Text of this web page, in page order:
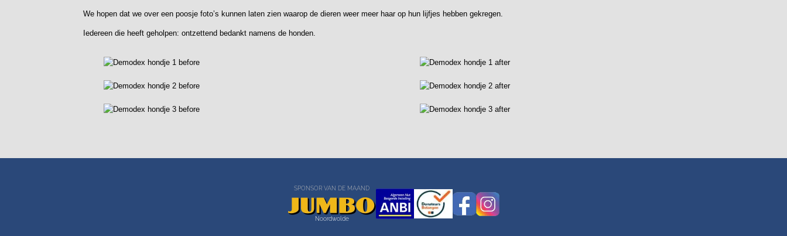
We hopen dat we over een poosje foto’s kunnen laten zien waarop de dieren weer meer haar op hun lijfjes hebben gekregen.
Iedereen die heeft geholpen: ontzettend bedankt namens de honden.
SPONSOR VAN DE MAAND
Noordwolde